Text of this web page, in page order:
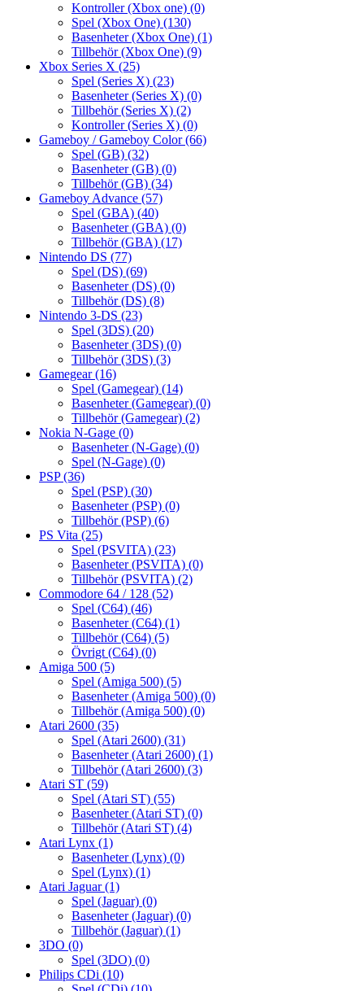
Kontroller (Xbox one) (0)
Spel (Xbox One) (130)
Basenheter (Xbox One) (1)
Tillbehör (Xbox One) (9)
Xbox Series X (25)
Spel (Series X) (23)
Basenheter (Series X) (0)
Tillbehör (Series X) (2)
Kontroller (Series X) (0)
Gameboy / Gameboy Color(66)
Spel (GB) (32)
Basenheter (GB) (0)
Tillbehör (GB) (34)
Gameboy Advance (57)
Spel (GBA) (40)
Basenheter (GBA) (0)
Tillbehör (GBA) (17)
Nintendo DS (77)
Spel (DS) (69)
Basenheter (DS) (0)
Tillbehör (DS) (8)
Nintendo 3-DS (23)
Spel (3DS) (20)
Basenheter (3DS) (0)
Tillbehör (3DS) (3)
Gamegear(16)
Spel (Gamegear) (14)
Basenheter (Gamegear) (0)
Tillbehör (Gamegear) (2)
Nokia N-Gage (0)
Basenheter (N-Gage) (0)
Spel (N-Gage) (0)
PSP(36)
Spel (PSP) (30)
Basenheter (PSP) (0)
Tillbehör (PSP) (6)
PS Vita (25)
Spel (PSVITA) (23)
Basenheter (PSVITA) (0)
Tillbehör (PSVITA) (2)
Commodore 64 / 128 (52)
Spel (C64) (46)
Basenheter (C64) (1)
Tillbehör (C64) (5)
Övrigt (C64) (0)
Amiga 500 (5)
Spel (Amiga 500) (5)
Basenheter (Amiga 500) (0)
Tillbehör (Amiga 500) (0)
Atari 2600 (35)
Spel (Atari 2600) (31)
Basenheter (Atari 2600) (1)
Tillbehör (Atari 2600) (3)
Atari ST (59)
Spel (Atari ST) (55)
Basenheter (Atari ST) (0)
Tillbehör (Atari ST) (4)
Atari Lynx (1)
Basenheter (Lynx) (0)
Spel (Lynx) (1)
Atari Jaguar(1)
Spel (Jaguar) (0)
Basenheter (Jaguar) (0)
Tillbehör (Jaguar) (1)
3DO (0)
Spel (3DO) (0)
Philips CDi (10)